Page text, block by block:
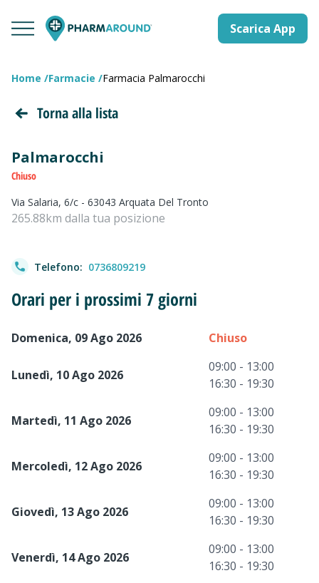
Scarica App
Home Farmacie Farmacia Palmarocchi
Torna alla lista
Palmarocchi
Chiuso
Via Salaria, 6/c - 63043 Arquata Del Tronto
265.88km dalla tua posizione
Telefono: 0736809219
Orari per i prossimi 7 giorni
Domenica, 09 Ago 2026 Chiuso
Lunedì, 10 Ago 2026
09:00 - 13:00
16:30 - 19:30
Martedì, 11 Ago 2026
09:00 - 13:00
16:30 - 19:30
Mercoledì, 12 Ago 2026
09:00 - 13:00
16:30 - 19:30
Giovedì, 13 Ago 2026
09:00 - 13:00
16:30 - 19:30
Venerdì, 14 Ago 2026
09:00 - 13:00
16:30 - 19:30